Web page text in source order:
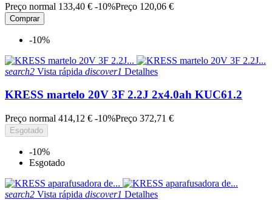
Preço normal 133,40 € -10%Preço 120,06 €
Comprar
-10%
search2 Vista rápida discover1 Detalhes
KRESS martelo 20V 3F 2.2J 2x4.0ah KUC61.2
Preço normal 414,12 € -10%Preço 372,71 €
Esgotado
-10%
Esgotado
search2 Vista rápida discover1 Detalhes